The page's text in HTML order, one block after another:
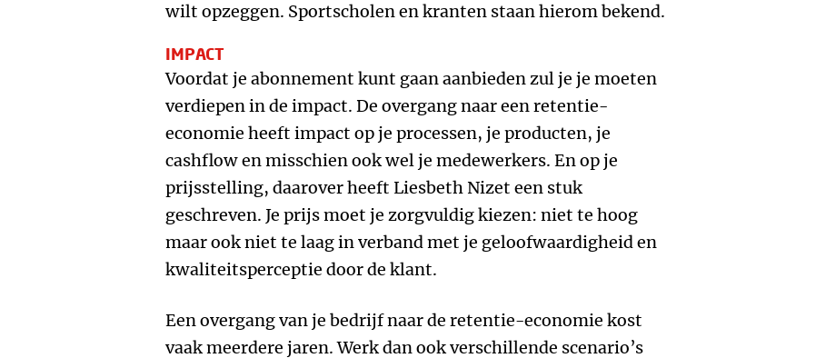
wilt opzeggen. Sportscholen en kranten staan hierom bekend.
IMPACT
Voordat je abonnement kunt gaan aanbieden zul je je moeten
verdiepen in de impact. De overgang naar een retentie-
economie heeft impact op je processen, je producten, je
cashflow en misschien ook wel je medewerkers. En op je
prijsstelling, daarover heeft Liesbeth Nizet een stuk
geschreven. Je prijs moet je zorgvuldig kiezen: niet te hoog
maar ook niet te laag in verband met je geloofwaardigheid en
kwaliteitsperceptie door de klant.
Een overgang van je bedrijf naar de retentie-economie kost
vaak meerdere jaren. Werk dan ook verschillende scenario’s